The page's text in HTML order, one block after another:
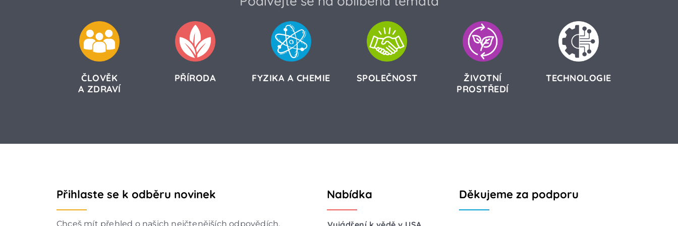
ČLOVĚK
A ZDRAVÍ
PŘÍRODA FYZIKA A CHEMIE SPOLEČNOST
ŽIVOTNÍ
PROSTŘEDÍ
TECHNOLOGIE
Přihlaste se k odběru novinek
Chceš mít přehled o našich nejčtenějších odpovědích,
Nabídka Děkujeme za podporu